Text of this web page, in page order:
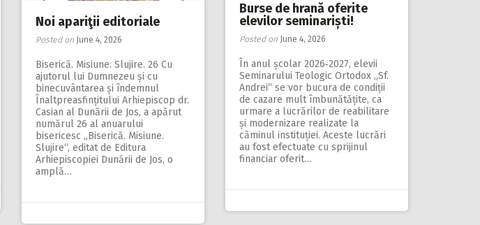
Burse de hrană oferite
elevilor seminariști!
Posted on June 4, 2026
În anul școlar 2026‑2027, elevii
Seminarului Teologic Ortodox „Sf.
Andrei“ se vor bucura de condiții
de cazare mult îmbunătățite, ca
urmare a lucrărilor de reabilitare
și modernizare realizate la
căminul instituției. Aceste lucrări
au fost efectuate cu sprijinul
financiar oferit…
Noi apariţii editoriale
Posted on June 4, 2026
Biserică. Misiune. Slujire. 26 Cu
ajutorul lui Dumnezeu și cu
binecuvântarea și îndemnul
Înaltpreasfințitului Arhiepiscop dr.
Casian al Dunării de Jos, a apărut
numărul 26 al anuarului
bisericesc „Biserică. Misiune.
Slujire“, editat de Editura
Arhiepiscopiei Dunării de Jos, o
amplă…